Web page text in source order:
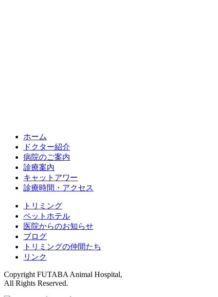
ホーム
ドクター紹介
病院のご案内
診療案内
キャットアワー
診療時間・アクセス
トリミング
ペットホテル
医院からのお知らせ
ブログ
トリミングの仲間たち
リンク
Copyright FUTABA Animal Hospital,
All Rights Reserved.